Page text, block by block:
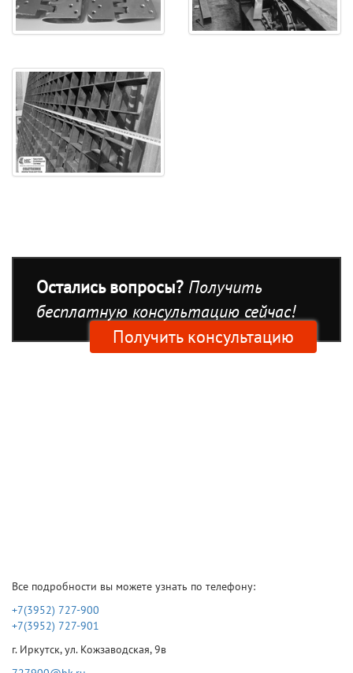
Остались вопросы? Получить
бесплатную консультацию сейчас!
Получить консультацию
Все подробности вы можете узнать по телефону:
+7(3952) 727-900
+7(3952) 727-901
г. Иркутск, ул. Кожзаводская, 9в